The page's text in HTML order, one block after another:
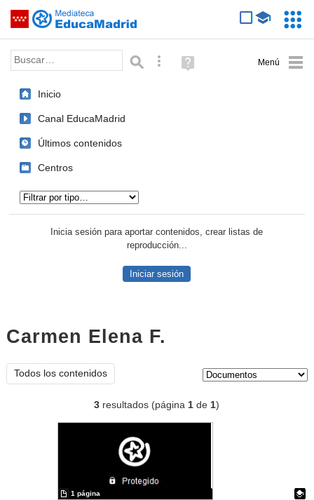
Saltar navegación
Palabra o frase: Búsqueda avanzada
Ayuda
(en
Inicio
Canal EducaMadrid
Últimos contenidos
Centros
Inicia sesión para aportar contenidos, crear listas de
reproducción...
Iniciar sesión
Carmen Elena F.
Todos los contenidos
3 resultados (página1 de1)
1 página